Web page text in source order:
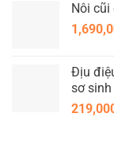
Nôi cũi
Địu
sơ